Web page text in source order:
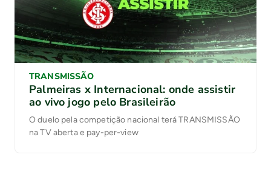
TRANSMISSÃO
Palmeiras x Internacional: onde assistir
ao vivo jogo pelo Brasileirão
O duelo pela competição nacional terá TRANSMISSÃO
na TV aberta e pay-per-view